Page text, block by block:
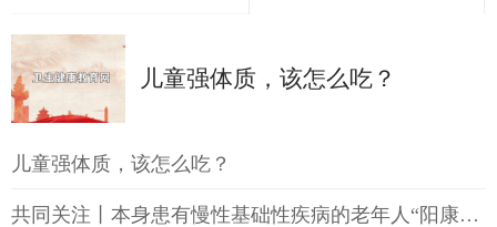
儿童强体质，该怎么吃？
儿童强体质，该怎么吃？
共同关注丨本身患有慢性基础性疾病的老年人“阳康”后如何提高免疫力